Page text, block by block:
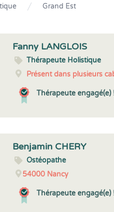
Grand Est
Fanny LANGLOIS
Thérapeute Holistique
Présent dans plusieurs
Thérapeute engagé(e)
Benjamin CHERY
Ostéopathe
54000 Nancy
Thérapeute engagé(e)